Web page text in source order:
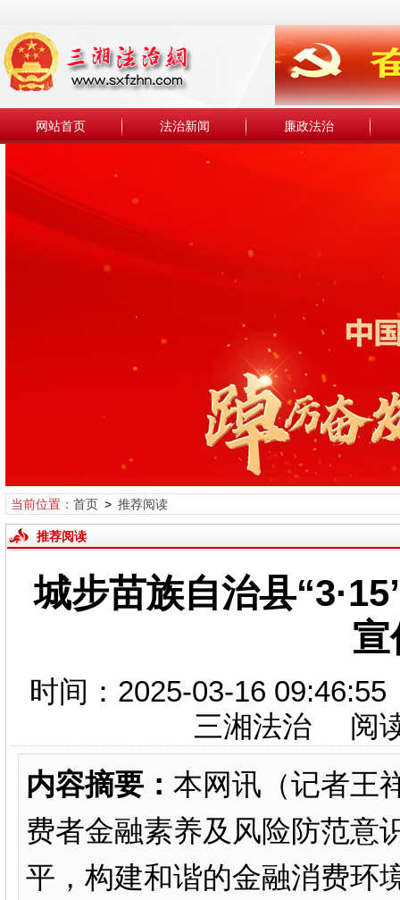
网站首页 法治新闻 廉政法治
当前位置： 首页> 推荐阅读
推荐阅读
城步苗族自治县
宣
时间：2025-03-16
三湘法治 阅
内容摘要： 本网讯（记者王
费者金融素养及风险防范意
平，构建和谐的金融消费环